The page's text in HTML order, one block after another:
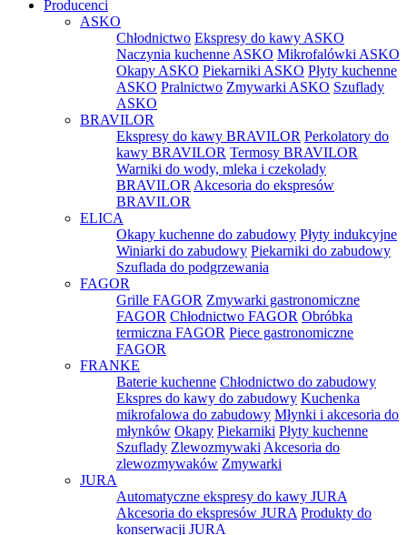
Producenci
ASKO
Chłodnictwo Ekspresy do kawy ASKO
Naczynia kuchenne ASKO Mikrofalówki ASKO
Okapy ASKO Piekarniki ASKO Płyty kuchenne
ASKO Pralnictwo Zmywarki ASKO Szuflady
ASKO
BRAVILOR
Ekspresy do kawy BRAVILOR Perkolatory do
kawy BRAVILOR Termosy BRAVILOR
Warniki do wody, mleka i czekolady
BRAVILOR Akcesoria do ekspresów
BRAVILOR
ELICA
Okapy kuchenne do zabudowy Płyty indukcyjne
Winiarki do zabudowy Piekarniki do zabudowy
Szuflada do podgrzewania
FAGOR
Grille FAGOR Zmywarki gastronomiczne
FAGOR Chłodnictwo FAGOR Obróbka
termiczna FAGOR Piece gastronomiczne
FAGOR
FRANKE
Baterie kuchenne Chłodnictwo do zabudowy
Ekspres do kawy do zabudowy Kuchenka
mikrofalowa do zabudowy Młynki i akcesoria do
młynków Okapy Piekarniki Płyty kuchenne
Szuflady Zlewozmywaki Akcesoria do
zlewozmywaków Zmywarki
JURA
Automatyczne ekspresy do kawy JURA
Akcesoria do ekspresów JURA Produkty do
konserwacji JURA